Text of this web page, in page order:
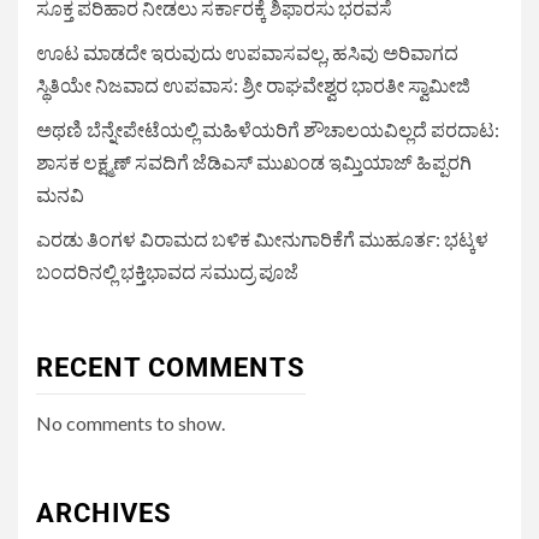
ಸೂಕ್ತ ಪರಿಹಾರ ನೀಡಲು ಸರ್ಕಾರಕ್ಕೆ ಶಿಫಾರಸು ಭರವಸೆ
ಊಟ ಮಾಡದೇ ಇರುವುದು ಉಪವಾಸವಲ್ಲ, ಹಸಿವು ಅರಿವಾಗದ
ಸ್ಥಿತಿಯೇ ನಿಜವಾದ ಉಪವಾಸ: ಶ್ರೀ ರಾಘವೇಶ್ವರ ಭಾರತೀ ಸ್ವಾಮೀಜಿ
ಅಥಣಿ ಬೆನ್ನೇಪೇಟೆಯಲ್ಲಿ ಮಹಿಳೆಯರಿಗೆ ಶೌಚಾಲಯವಿಲ್ಲದೆ ಪರದಾಟ:
ಶಾಸಕ ಲಕ್ಷ್ಮಣ್ ಸವದಿಗೆ ಜೆಡಿಎಸ್ ಮುಖಂಡ ಇಮ್ತಿಯಾಜ್ ಹಿಪ್ಪರಗಿ
ಮನವಿ
ಎರಡು ತಿಂಗಳ ವಿರಾಮದ ಬಳಿಕ ಮೀನುಗಾರಿಕೆಗೆ ಮುಹೂರ್ತ: ಭಟ್ಕಳ
ಬಂದರಿನಲ್ಲಿ ಭಕ್ತಿಭಾವದ ಸಮುದ್ರ ಪೂಜೆ
RECENT COMMENTS
No comments to show.
ARCHIVES